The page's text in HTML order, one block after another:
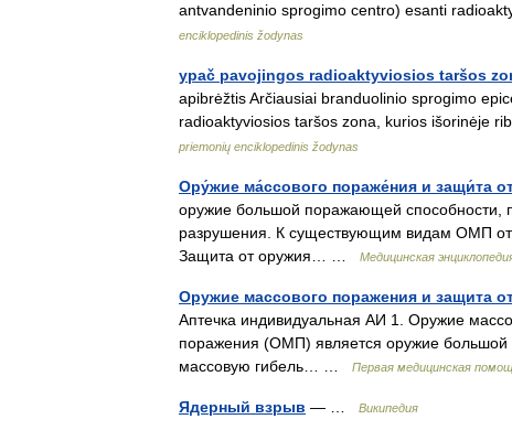
antvandeninio sprogimo centro) esanti
enciklopedinis žodynas
ypač pavojingos radioaktyviosios taršos
apibrėžtis Arčiausiai branduolinio sprogimo
radioaktyviosios taršos zona, kurios išorinėje
priemonių enciklopedinis žodynas
Ору́жие ма́ссового пораже́ния и защи́та
оружие большой поражающей способности,
разрушения. К существующим видам ОМП
Защита от оружия… …
Медицинская
Оружие массового поражения и защита
Аптечка индивидуальная АИ 1. Оружие
поражения (ОМП) является оружие большой
массовую гибель… …
Первая медицинская
Ядерный взрыв — … Википедия